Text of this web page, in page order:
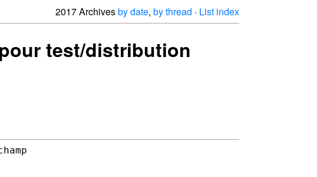
2017 Archivesby date, by thread · List index
test/distribution